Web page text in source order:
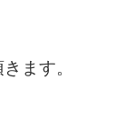
ます。